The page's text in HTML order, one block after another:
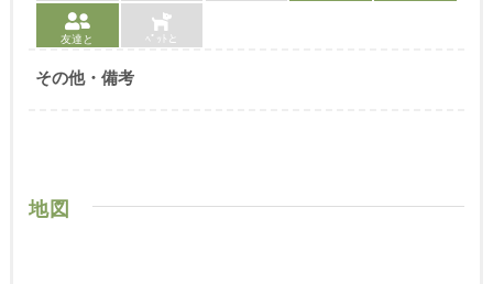
友達と ﾍﾟｯﾄと
その他・備考
地図